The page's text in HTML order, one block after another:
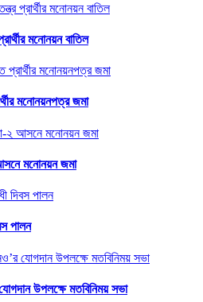
মনোনয়ন বাতিল
মনোনয়নপত্র জমা
মনোনয়ন জমা
পালন
উপলক্ষে মতবিনিময় সভা